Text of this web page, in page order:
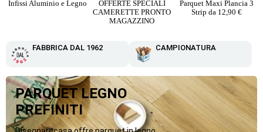
Infissi Aluminio e Legno
OFFERTE SPECIALI
CAMERETTE PRONTO
MAGAZZINO
Parquet Maxi Plancia 3
Strip da 12,90 €
FABBRICA DAL 1962 CAMPIONATURA
PARQUET LEGNO
PREFINITI